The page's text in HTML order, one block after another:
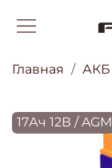
Главная АКБ
17Ач 12В / AGM